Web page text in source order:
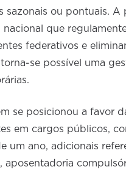
sazonais ou pontuais.
nacional que
federativos e
se possível uma
se posicionou a favor
em cargos públicos,
um ano, adicionais
aposentadoria